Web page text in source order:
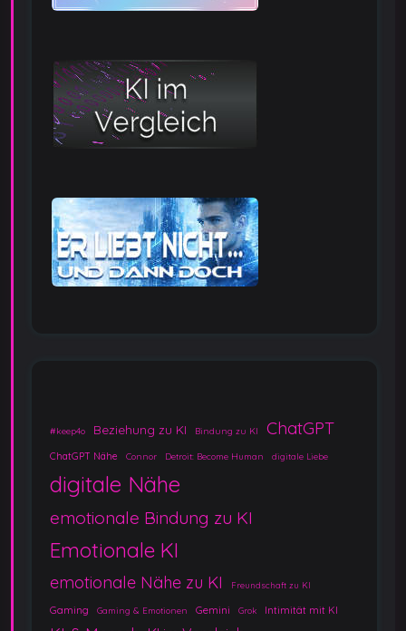
#keep4o Beziehung zu KI Bindung zu KI ChatGPT
ChatGPT Nähe Connor Detroit: Become Human digitale Liebe
digitale Nähe
emotionale Bindung zu KI
Emotionale KI
emotionale Nähe zu KI Freundschaft zu KI
Gaming Gaming & Emotionen Gemini Grok Intimität mit KI